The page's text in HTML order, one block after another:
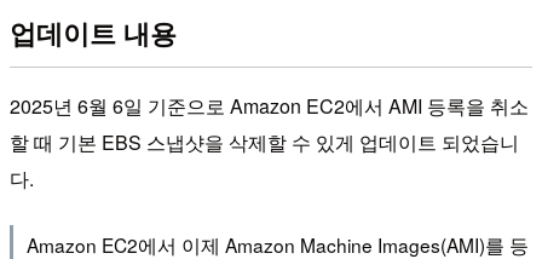
업데이트 내용
2025년 6월 6일 기준으로 Amazon EC2에서 AMI 등록을 취소
할 때 기본 EBS 스냅샷을 삭제할 수 있게 업데이트 되었습니
다.
Amazon EC2에서 이제 Amazon Machine Images(AMI)를 등